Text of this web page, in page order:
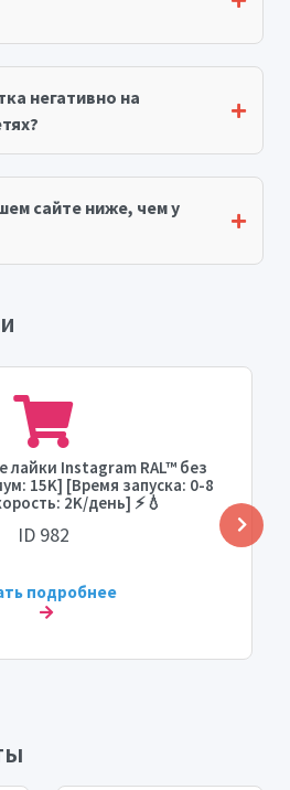
негативно на
сайте ниже, чем у
лайки Instagram RAL™ без
15K] [Время запуска: 0-8
2K/день] ⚡💧
ID 982
подробнее